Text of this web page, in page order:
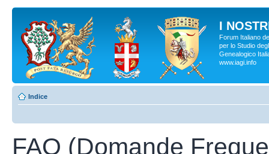
I
Forum Italiano
per lo Studio
Genealogico
www.iagi.info
Indice
FAQ (Domande